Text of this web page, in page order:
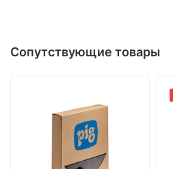
Сопутствующие товары